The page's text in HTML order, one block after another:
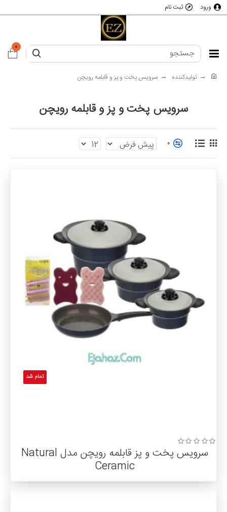
ورود ثبت نام
0
تولیدکننده سرویس پخت و پز و قابلمه رویچن
سرویس پخت و پز و قابلمه رویچن
0
تمام شد
سرویس پخت و پز قابلمه رویچن مدل Natural
Ceramic